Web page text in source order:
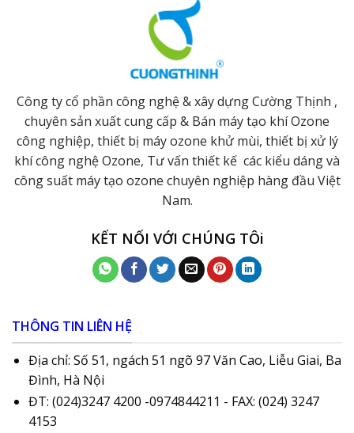
Công ty cổ phần công nghệ & xây dựng Cường Thịnh ,
chuyên sản xuất cung cấp & Bán máy tạo khí Ozone
công nghiệp, thiết bị máy ozone khử mùi, thiết bị xử lý
khí công nghệ Ozone, Tư vấn thiết kế các kiểu dáng và
công suất máy tạo ozone chuyên nghiệp hàng đầu Việt
Nam.
KẾT NỐI VỚI CHÚNG TÔi
THÔNG TIN LIÊN HỆ
Địa chỉ: Số 51, ngách 51 ngõ 97 Văn Cao, Liễu Giai, Ba
Đình, Hà Nội
ĐT: (024)3247 4200 -0974844211 - FAX: (024) 3247
4153